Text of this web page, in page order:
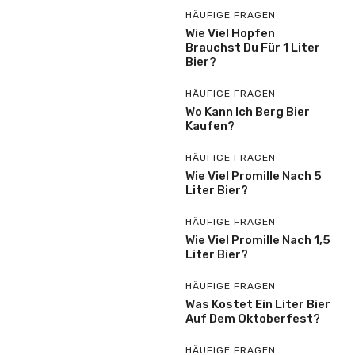
HÄUFIGE FRAGEN
Wie Viel Hopfen
Brauchst Du Für 1 Liter
Bier?
HÄUFIGE FRAGEN
Wo Kann Ich Berg Bier
Kaufen?
HÄUFIGE FRAGEN
Wie Viel Promille Nach 5
Liter Bier?
HÄUFIGE FRAGEN
Wie Viel Promille Nach 1,5
Liter Bier?
HÄUFIGE FRAGEN
Was Kostet Ein Liter Bier
Auf Dem Oktoberfest?
HÄUFIGE FRAGEN